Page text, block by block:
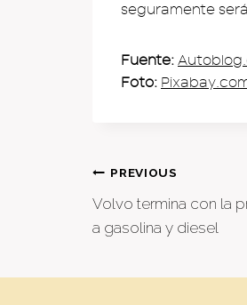
seguramente
Fuente:
Foto:
Post
PREVIOUS
Volvo termina con la
a gasolina y diesel